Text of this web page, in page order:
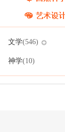
文学(546)
神学(10)